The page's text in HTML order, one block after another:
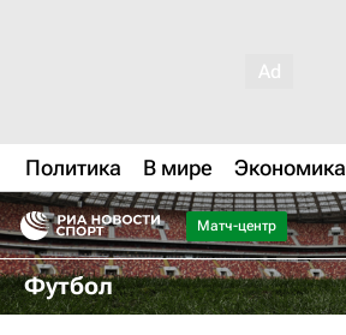
Политика В мире Экономика
Матч-центр
Футбол